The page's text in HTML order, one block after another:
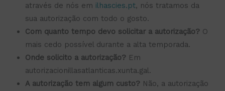
através de nós em ilhascies.pt, nós tratamos da
sua autorização com todo o gosto.
Com quanto tempo devo solicitar a autorização? O
mais cedo possível durante a alta temporada.
Onde solicito a autorização? Em
autorizacionillasatlanticas.xunta.gal.
A autorização tem algum custo? Não, a autorização